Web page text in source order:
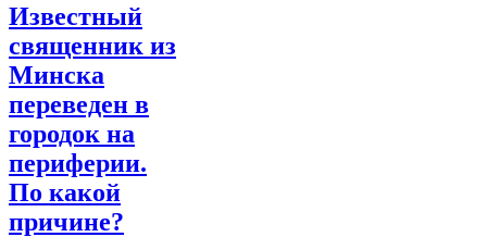
Известный
священник из
Минска
переведен в
городок на
периферии.
По какой
причине?